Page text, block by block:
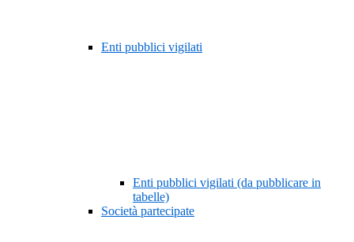
Enti pubblici vigilati
Enti pubblici vigilati (da pubblicare in
tabelle)
Società partecipate